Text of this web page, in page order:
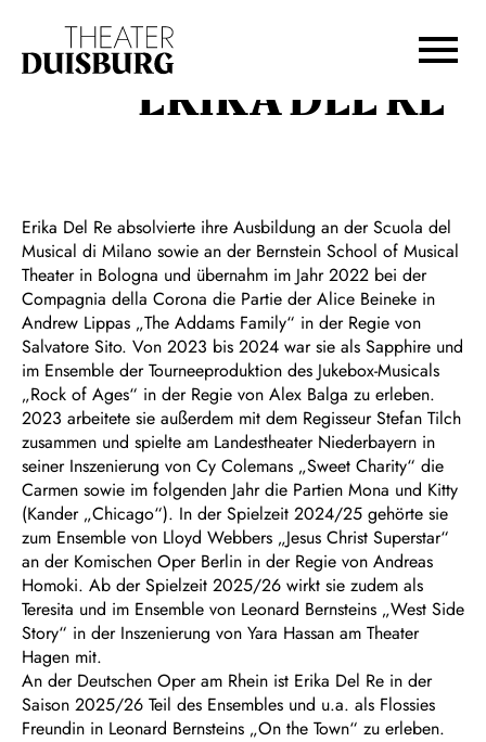
Zur Hauptnavigation springen
Zum Footer springenERIKA DEL RE
Erika Del Re absolvierte ihre Ausbildung an der Scuola del
Musical di Milano sowie an der Bernstein School of Musical
Theater in Bologna und übernahm im Jahr 2022 bei der
Compagnia della Corona die Partie der Alice Beineke in
Andrew Lippas „The Addams Family“ in der Regie von
Salvatore Sito. Von 2023 bis 2024 war sie als Sapphire und
im Ensemble der Tourneeproduktion des Jukebox-Musicals
„Rock of Ages“ in der Regie von Alex Balga zu erleben.
2023 arbeitete sie außerdem mit dem Regisseur Stefan Tilch
zusammen und spielte am Landestheater Niederbayern in
seiner Inszenierung von Cy Colemans „Sweet Charity“ die
Carmen sowie im folgenden Jahr die Partien Mona und Kitty
(Kander „Chicago“). In der Spielzeit 2024/25 gehörte sie
zum Ensemble von Lloyd Webbers „Jesus Christ Superstar“
an der Komischen Oper Berlin in der Regie von Andreas
Homoki. Ab der Spielzeit 2025/26 wirkt sie zudem als
Teresita und im Ensemble von Leonard Bernsteins „West Side
Story“ in der Inszenierung von Yara Hassan am Theater
Hagen mit.
An der Deutschen Oper am Rhein ist Erika Del Re in der
Saison 2025/26 Teil des Ensembles und u.a. als Flossies
Freundin in Leonard Bernsteins „On the Town“ zu erleben.